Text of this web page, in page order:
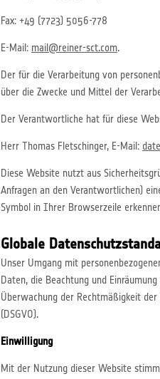
Fax: +49 (7723) 5056-778
E-Mail: mail@reiner-sct.com.
Der für die Verarbeitung von
über die Zwecke und Mittel der
Der Verantwortliche hat für diese
Herr Thomas Fletschinger, E-Mail:
Diese Website nutzt aus
Anfragen an den Verantwortlichen)
Symbol in Ihrer Browserzeile
Globale
Unser Umgang mit
Daten, die Beachtung und
Überwachung der Rechtmäßigkeit
(DSGVO).
Einwilligung
Mit der Nutzung dieser Website